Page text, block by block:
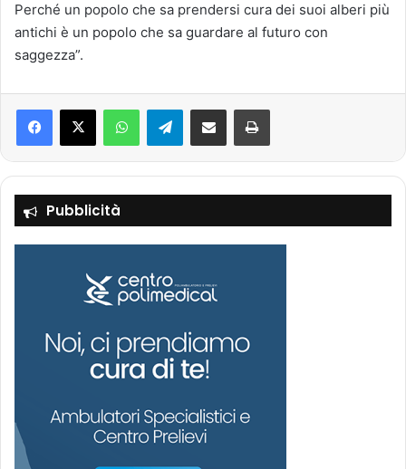
Perché un popolo che sa prendersi cura dei suoi alberi più
antichi è un popolo che sa guardare al futuro con
saggezza”.
Telegram
Pubblicità